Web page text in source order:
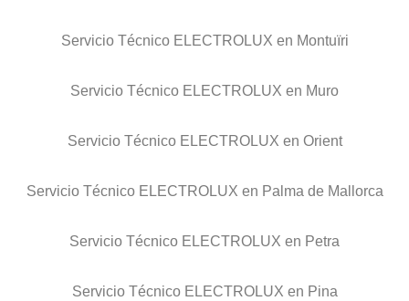
Servicio Técnico ELECTROLUX en Montuïri
Servicio Técnico ELECTROLUX en Muro
Servicio Técnico ELECTROLUX en Orient
Servicio Técnico ELECTROLUX en Palma de Mallorca
Servicio Técnico ELECTROLUX en Petra
Servicio Técnico ELECTROLUX en Pina